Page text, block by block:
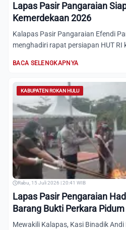
Lapas Pasir Pangaraian
Kemerdekaan 2026
Kalapas Pasir Pangaraian Efendi
menghadiri rapat persiapan HUT RI
BACA SELENGKAPNYA
KABUPATEN ROKAN HULU
Rabu, 15 Juli 2026 | 20:41 WIB
Lapas Pasir Pengaraian
Barang Bukti Perkara Pidum
Mewakili Kalapas, Kasi Binadik